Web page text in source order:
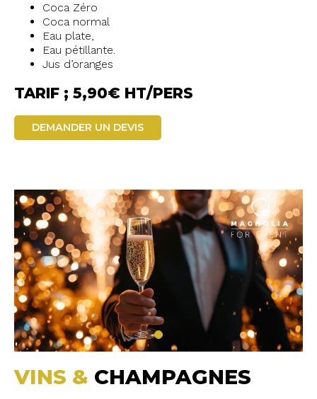
Coca Zéro
Coca normal
Eau plate,
Eau pétillante.
Jus d’oranges
TARIF ; 5,90€ HT/PERS
DEMANDER UN DEVIS
VINS & CHAMPAGNES